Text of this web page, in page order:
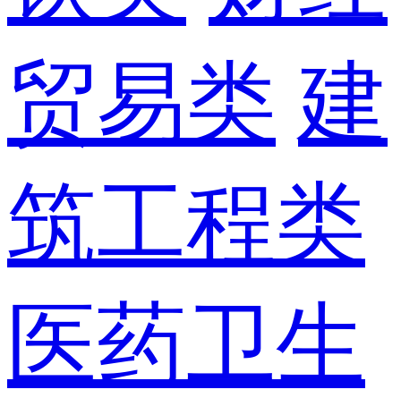
贸易类 建
筑工程类
医药卫生